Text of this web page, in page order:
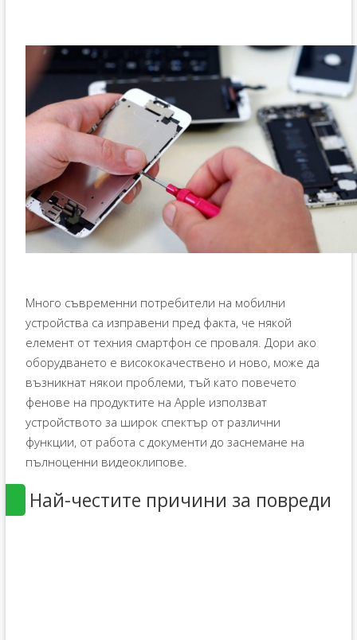
Много съвременни потребители на мобилни
устройства са изправени пред факта, че някой
елемент от техния смартфон се проваля. Дори ако
оборудването е висококачествено и ново, може да
възникнат някои проблеми, тъй като повечето
фенове на продуктите на Apple използват
устройството за широк спектър от различни
функции, от работа с документи до заснемане на
пълноценни видеоклипове.
Най-честите причини за повреди